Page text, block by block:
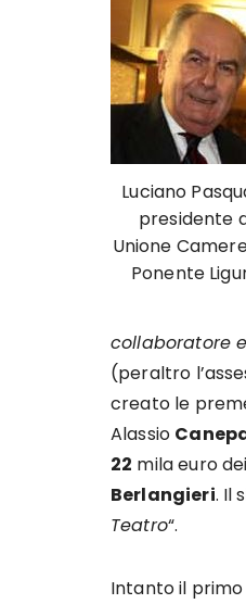
Luciano
presidente
Unione
Ponente
collaboratore
(peraltro
creato le
Alassio
22 mila euro dei
Berlangieri. Il
Teatro“.
Intanto il primo